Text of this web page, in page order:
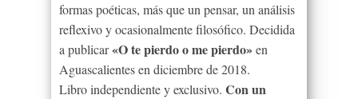
formas poéticas, más que un pensar, un análisis
reflexivo y ocasionalmente filosófico. Decidida
a publicar«O te pierdo o me pierdo»en
Aguascalientes en diciembre de 2018.
Libro independiente y exclusivo. Con un